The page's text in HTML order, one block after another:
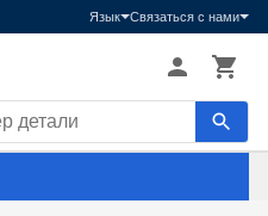
Язык Связаться с нами